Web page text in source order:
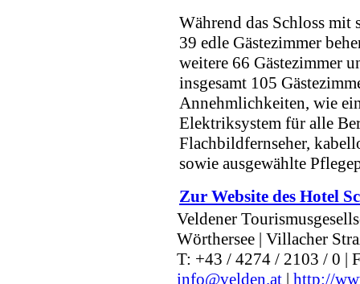
Während das Schloss mit
39 edle Gästezimmer
weitere 66 Gästezimmer
insgesamt 105
Annehmlichkeiten, wie
Elektriksystem für alle
Flachbildfernseher,
sowie ausgewählte
Zur Website des Hotel
Veldener
Wörthersee | Villacher
T: +43 / 4274 / 2103 / 0 |
info@velden.at | http://